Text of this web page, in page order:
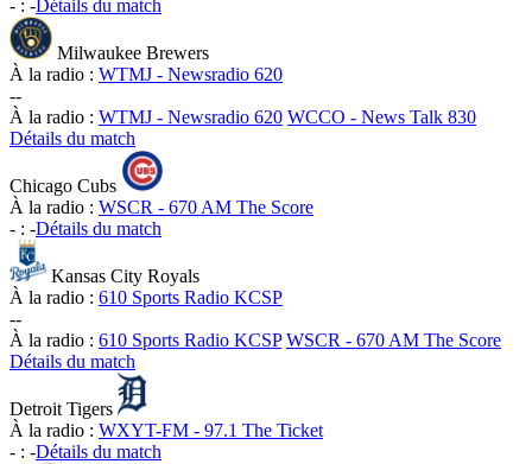
- : - Détails du match
Milwaukee Brewers
À la radio : WTMJ - Newsradio 620
--
À la radio : WTMJ - Newsradio 620 WCCO - News Talk 830
Détails du match
Chicago Cubs
À la radio : WSCR - 670 AM The Score
- : -Détails du match
Kansas City Royals
À la radio : 610 Sports Radio KCSP
--
À la radio : 610 Sports Radio KCSP WSCR - 670 AM The Score
Détails du match
Detroit Tigers
À la radio : WXYT-FM - 97.1 The Ticket
- : -Détails du match